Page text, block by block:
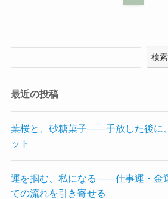
検索
最近の投稿
葉桜と、砂糖菓子——手放した後に
ット
運を掴む、私になる——仕事運・金
ての流れを引き寄せる